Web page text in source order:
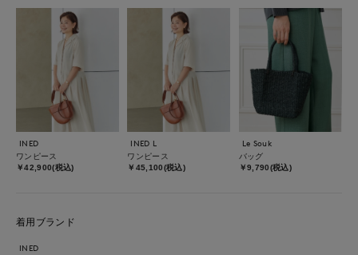
INED
ワンピース
￥42,900(税込)
INED L
ワンピース
￥45,100(税込)
Le Souk
バッグ
￥9,790(税込)
着用ブランド
INED